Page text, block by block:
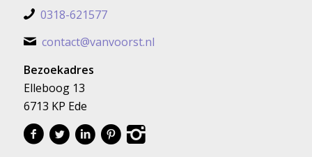
0318-621577
contact@vanvoorst.nl
Bezoekadres
Elleboog 13
6713 KP Ede